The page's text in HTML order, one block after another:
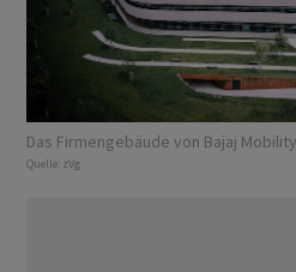
Das Firmengebäude von Bajaj
Quelle: zVg